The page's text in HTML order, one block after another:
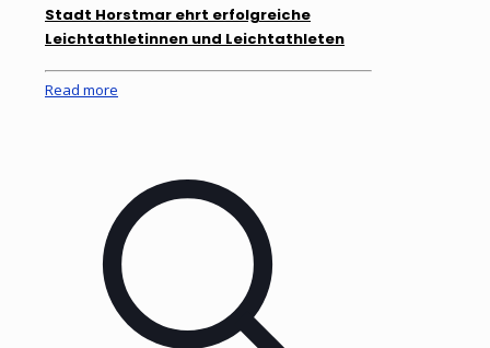
Stadt Horstmar ehrt erfolgreiche
Leichtathletinnen und Leichtathleten
Read more